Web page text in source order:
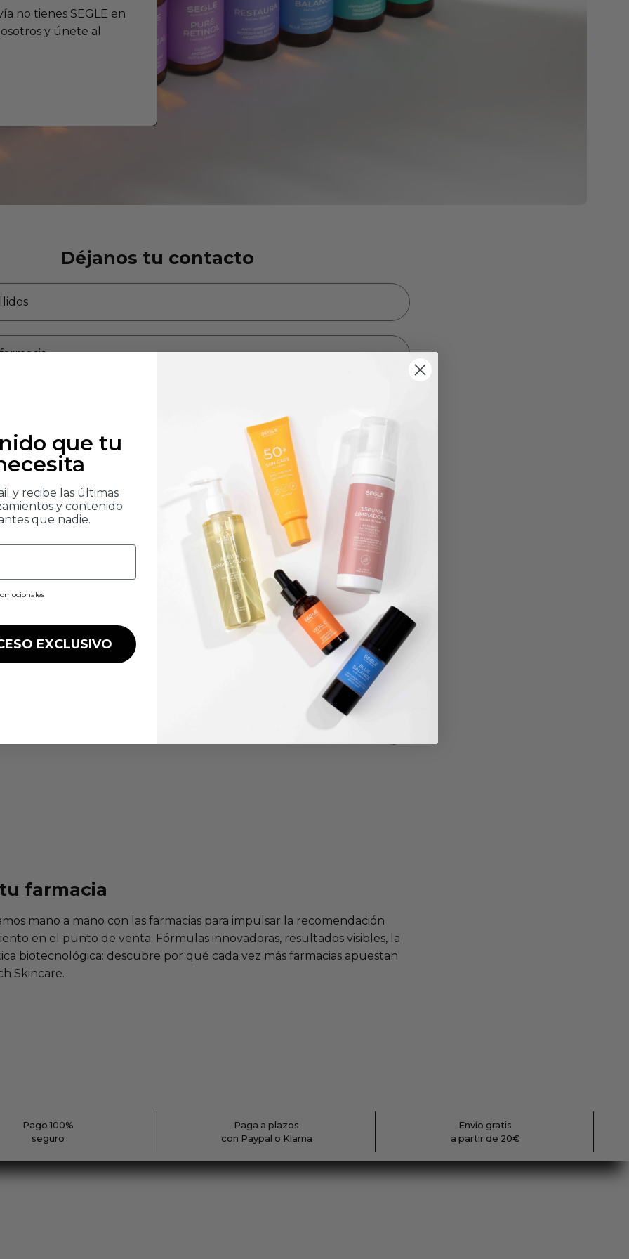
no tienes SEGLE en
y únete al
Déjanos tu contacto
tu farmacia
mano a mano con las farmacias para impulsar la recomendación
en el punto de venta. Fórmulas innovadoras, resultados visibles, la
biotecnológica: descubre por qué cada vez más farmacias apuestan
Skincare.
Pago 100%
seguro
Paga a plazos
con Paypal o Klarna
Envío gratis
a partir de 20€
La Marca
que tu
y recibe las últimas
y contenido
que nadie.
EXCLUSIVO